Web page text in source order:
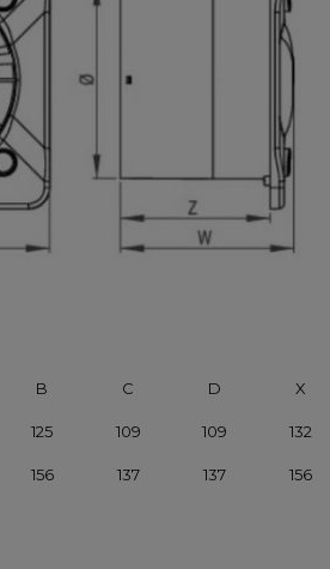
B C D X
125 109 109 132
156 137 137 156